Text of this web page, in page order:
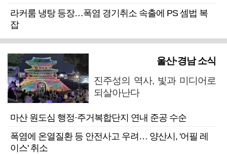
라커룸 냉탕 등장…폭염 경기취소 속출에 PS 셈법 복
잡
울산·경남 소식
진주성의 역사, 빛과 미디어로
되살아난다
마산 원도심 행정·주거복합단지 연내 준공 수순
폭염에 온열질환 등 안전사고 우려… 양산시, '어필 레
이스' 취소